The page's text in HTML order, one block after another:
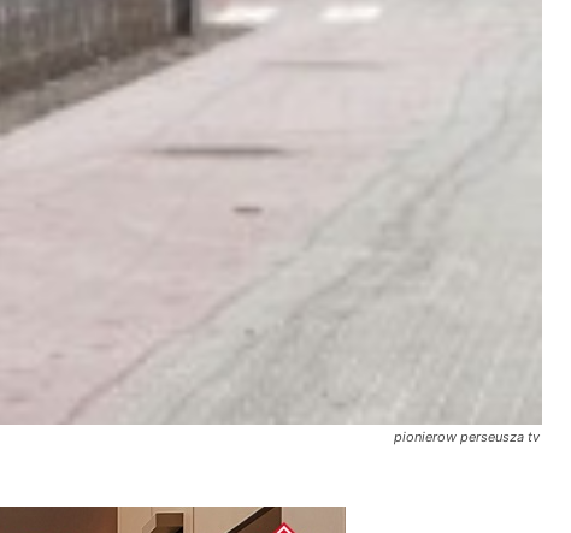
pionierow perseusza tv